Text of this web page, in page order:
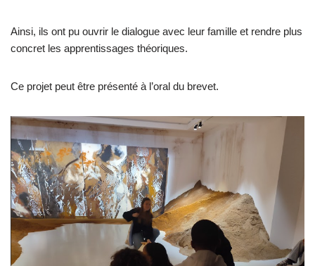
Ainsi, ils ont pu ouvrir le dialogue avec leur famille et rendre plus
concret les apprentissages théoriques.
Ce projet peut être présenté à l’oral du brevet.